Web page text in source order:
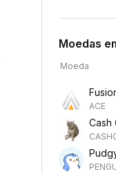
Moedas
Moeda
ACE
Cash